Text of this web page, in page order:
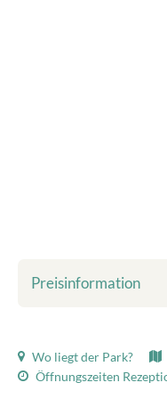
Preisinformation
Inbegriffen im
Kurtaxe
Bettwäsche
Wo liegt der Park?
Öffnungszeiten